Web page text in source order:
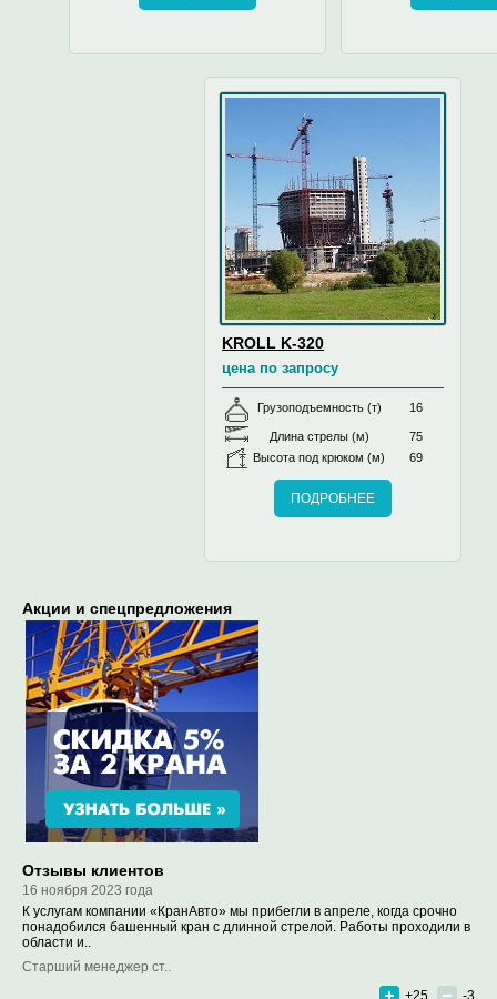
Акции и спецпредложения
Отзывы клиентов
16 ноября 2023 года
К услугам компании «КранАвто» мы прибегли в апреле, когда срочно
понадобился башенный кран c длинной стрелой. Работы проходили в
области и..
Старший менеджер ст..
+25
-3
KROLL K-320
цена по запросу
Грузоподъемность (т) 16
Длина стрелы (м)
75
Высота под крюком (м)
69
ПОДРОБНЕЕ